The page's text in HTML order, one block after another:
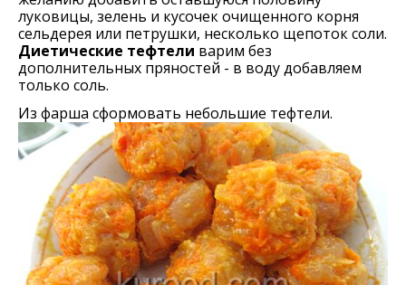
луковицы, зелень и кусочек очищенного корня
сельдерея или петрушки, несколько щепоток соли.
Диетические тефтели варим без
дополнительных пряностей - в воду добавляем
только соль.
Из фарша сформовать небольшие тефтели.